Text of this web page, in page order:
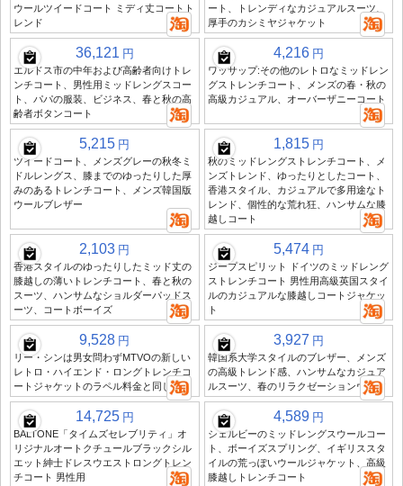
ウールツイードコート ミディ丈コートト
レンド
ート、トレンディなカジュアルスーツ、
厚手のカシミヤジャケット
36,121 円
エルドス市の中年および高齢者向けトレ
ンチコート、男性用ミッドレングスコー
ト、パパの服装、ビジネス、春と秋の高
齢者ボタンコート
4,216 円
ワッサップ:その他のレトロなミッドレン
グストレンチコート、メンズの春・秋の
高級カジュアル、オーバーザニーコート
5,215 円
ツイードコート、メンズグレーの秋冬ミ
ドルレングス、膝までのゆったりした厚
みのあるトレンチコート、メンズ韓国版
ウールブレザー
1,815 円
秋のミッドレングストレンチコート、メ
ンズトレンド、ゆったりとしたコート、
香港スタイル、カジュアルで多用途なト
レンド、個性的な荒れ狂、ハンサムな膝
越しコート
2,103 円
香港スタイルのゆったりしたミッド丈の
膝越しの薄いトレンチコート、春と秋の
スーツ、ハンサムなショルダーパッドス
ーツ、コートボーイズ
5,474 円
ジープスピリット ドイツのミッドレング
ストレンチコート 男性用高級英国スタイ
ルのカジュアルな膝越しコートジャケッ
ト
9,528 円
リー・シンは男女問わずMTVOの新しい
レトロ・ハイエンド・ロングトレンチコ
ートジャケットのラペル料金と同じです
3,927 円
韓国系大学スタイルのブレザー、メンズ
の高級トレンド感、ハンサムなカジュア
ルスーツ、春のリラクゼーションウェア
14,725 円
BALTONE「タイムズセレブリティ」オ
リジナルオートクチュールブラックシル
エット紳士ドレスウエストロングトレン
チコート 男性用
4,589 円
シェルビーのミッドレングスウールコー
ト、ボーイズスプリング、イギリススタ
イルの荒っぽいウールジャケット、高級
膝越しトレンチコート